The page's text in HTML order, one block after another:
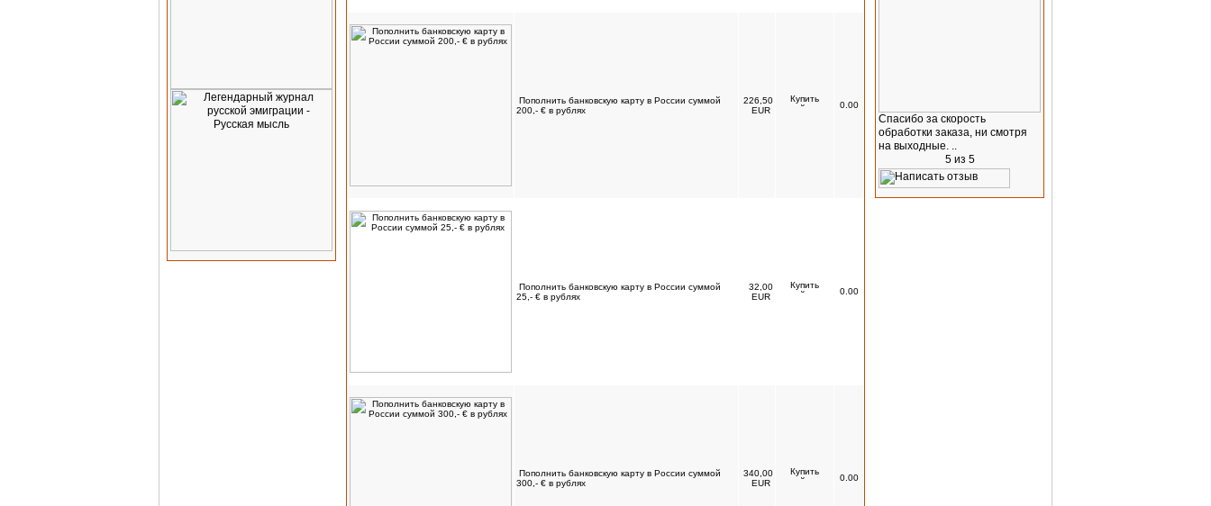
Пополнить банковскую карту в России суммой
200,- € в рублях
226,50
EUR
0.00
Пополнить банковскую карту в России суммой
25,- € в рублях
32,00
EUR
0.00
Пополнить банковскую карту в России суммой
300,- € в рублях
340,00
EUR
0.00
Спасибо за скорость
обработки заказа, ни смотря
на выходные. ..